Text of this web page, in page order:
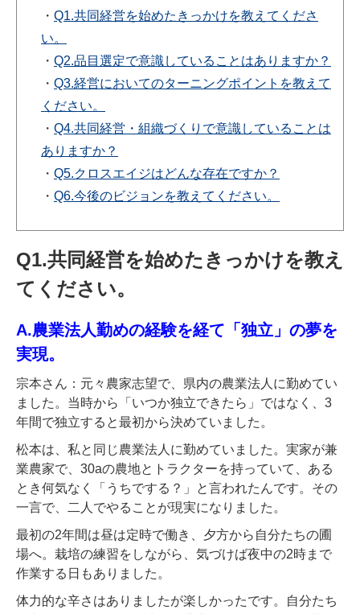
・ Q1.共同経営を始めたきっかけを教えてくださ
い。
・ Q2.品目選定で意識していることはありますか？
・ Q3.経営においてのターニングポイントを教えて
ください。
・ Q4.共同経営・組織づくりで意識していることは
ありますか？
・ Q5.クロスエイジはどんな存在ですか？
・ Q6.今後のビジョンを教えてください。
Q1.共同経営を始めたきっかけを教え
てください。
A.農業法人勤めの経験を経て「独立」の夢を
実現。
宗本さん：元々農家志望で、県内の農業法人に勤めてい
ました。当時から「いつか独立できたら」ではなく、3
年間で独立すると最初から決めていました。
松本は、私と同じ農業法人に勤めていました。実家が兼
業農家で、30aの農地とトラクターを持っていて、ある
とき何気なく「うちでする？」と言われたんです。その
一言で、二人でやることが現実になりました。
最初の2年間は昼は定時で働き、夕方から自分たちの圃
場へ。栽培の練習をしながら、気づけば夜中の2時まで
作業する日もありました。
体力的な辛さはありましたが楽しかったです。自分たち